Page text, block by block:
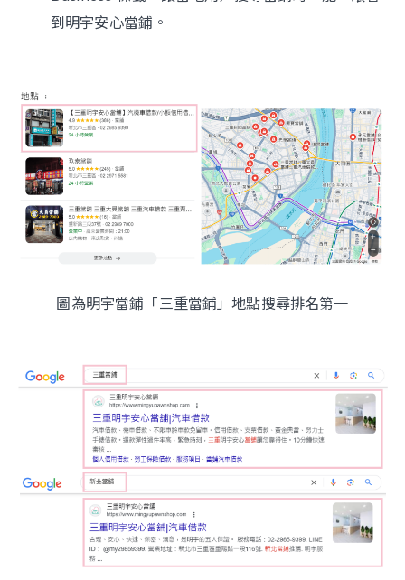
到明宇安心當鋪。
圖為明宇當鋪「三重當鋪」地點搜尋排名第一